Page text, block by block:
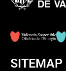
SITEMAP